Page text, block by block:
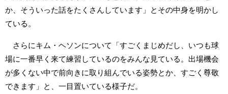
か、そういった話をたくさんしています」とその中身を明かし
ている。
さらにキム・ヘソンについて「すごくまじめだし、いつも球
場に一番早く来て練習しているのをみんな見ている。出場機会
が多くない中で前向きに取り組んでいる姿勢とか、すごく尊敬
できます」と、一目置いている様子だ。